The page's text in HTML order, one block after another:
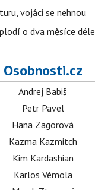
vojáci se nehnou
o dva měsíce déle
Osobnosti.cz
Andrej Babiš
Petr Pavel
Hana Zagorová
Kazma Kazmitch
Kim Kardashian
Karlos Vémola